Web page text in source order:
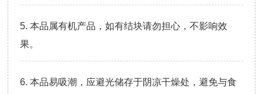
5. 本品属有机产品，如有结块请勿担心，不影响效
果。
6. 本品易吸潮，应避光储存于阴凉干燥处，避免与食